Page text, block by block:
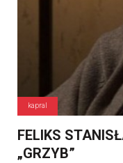
kapral
FELIKS
„GRZYB”